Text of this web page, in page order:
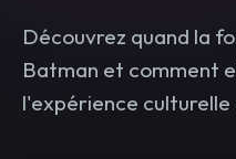
Découvrez quand la
Batman et comment
l'expérience